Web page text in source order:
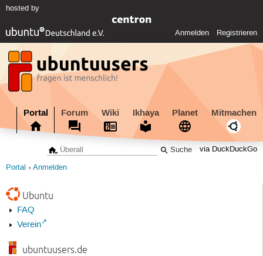
hosted by
Anmelden Registrieren
Portal Forum Wiki Ikhaya Planet Mitmachen
via DuckDuckGo
Portal Anmelden
Ubuntu
FAQ
Verein
ubuntuusers.de